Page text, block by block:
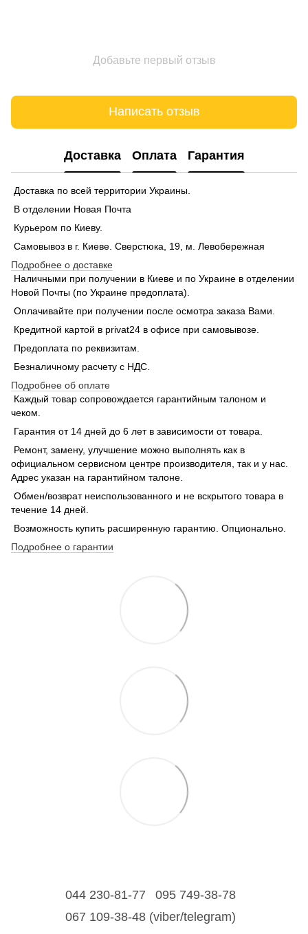
Добавьте первый отзыв
Написать отзыв
Доставка Оплата Гарантия
Доставка по всей территории Украины.
В отделении Новая Почта
Курьером по Киеву.
Самовывоз в г. Киеве. Сверстюка, 19, м. Левобережная
Подробнее о доставке
Наличными при получении в Киеве и по Украине в отделении
Новой Почты (по Украине предоплата).
Оплачивайте при получении после осмотра заказа Вами.
Кредитной картой в privat24 в офисе при самовывозе.
Предоплата по реквизитам.
Безналичному расчету с НДС.
Подробнее об оплате
Каждый товар сопровождается гарантийным талоном и
чеком.
Гарантия от 14 дней до 6 лет в зависимости от товара.
Ремонт, замену, улучшение можно выполнять как в
официальном сервисном центре производителя, так и у нас.
Адрес указан на гарантийном талоне.
Обмен/возврат неиспользованного и не вскрытого товара в
течение 14 дней.
Возможность купить расширенную гарантию. Опционально.
Подробнее о гарантии
044 230-81-77
095 749-38-78
067 109-38-48 (viber/telegram)